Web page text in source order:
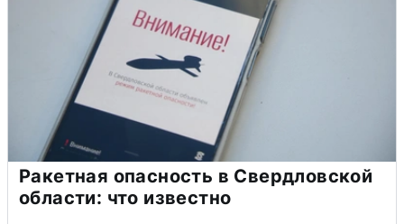
Ракетная опасность в Свердловской
области: что известно